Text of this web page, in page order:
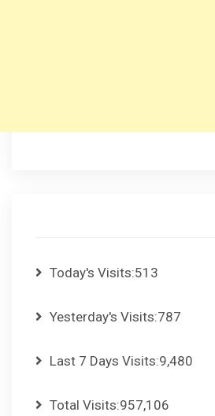
Today's Visits:513
Yesterday's Visits:787
Last 7 Days Visits:9,480
Total Visits:957,106